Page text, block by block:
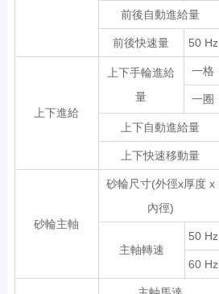
前後自動進給量
前後快速量 50 Hz
上下進給
上下手輪進給
量
一格
一圈
上下自動進給量
上下快速移動量
砂輪主軸
砂輪尺寸(外徑x厚度 x
內徑)
主軸轉速
50 Hz
60 Hz